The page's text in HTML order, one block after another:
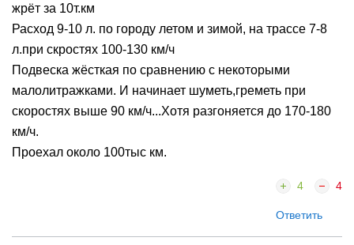
жрёт за 10т.км
Расход 9-10 л. по городу летом и зимой, на трассе 7-8
л.при скростях 100-130 км/ч
Подвеска жёсткая по сравнению с некоторыми
малолитражками. И начинает шуметь,греметь при
скоростях выше 90 км/ч...Хотя разгоняется до 170-180
км/ч.
Проехал около 100тыс км.
4 4
Ответить